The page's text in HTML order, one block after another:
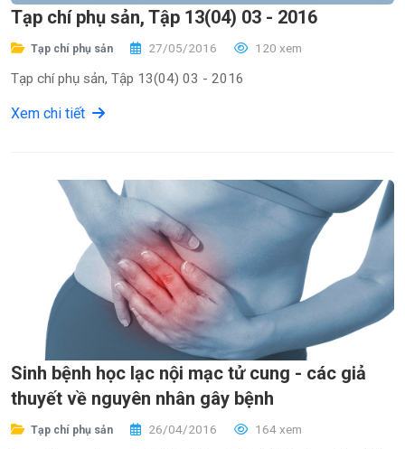
Tạp chí phụ sản, Tập 13(04) 03 - 2016
Tạp chí phụ sản 27/05/2016 120 xem
Tạp chí phụ sản, Tập 13(04) 03 - 2016
Xem chi tiết
Sinh bệnh học lạc nội mạc tử cung - các giả
thuyết về nguyên nhân gây bệnh
Tạp chí phụ sản 26/04/2016 164 xem